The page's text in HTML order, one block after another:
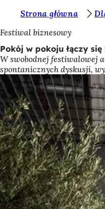
Przejdź do treści
e
s
t
e
ś
t
u
t
a
j
:
Strona główna
Festiwal biznesowy
Pokój w pokoju łączy
W swobodnej festiwalowej
spontanicznych dyskusji,